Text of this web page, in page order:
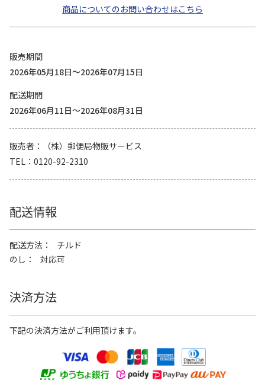
商品についてのお問い合わせはこちら
販売期間
2026年05月18日～2026年07月15日
配送期間
2026年06月11日～2026年08月31日
販売者
（株）郵便局物販サービス
TEL
0120-92-2310
配送情報
配送方法
チルド
のし
対応可
決済方法
下記の決済方法がご利用頂けます。